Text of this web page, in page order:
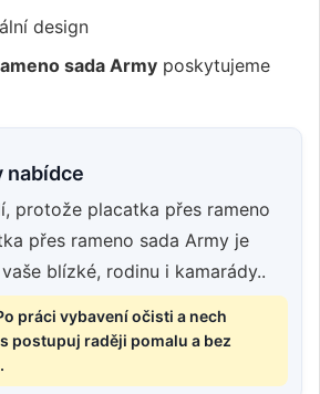
design
sada Army poskytujeme
nabídce
protože placatka přes rameno
přes rameno sada Army je
blízké, rodinu i kamarády..
práci vybavení očisti a nech
postupuj raději pomalu a bez